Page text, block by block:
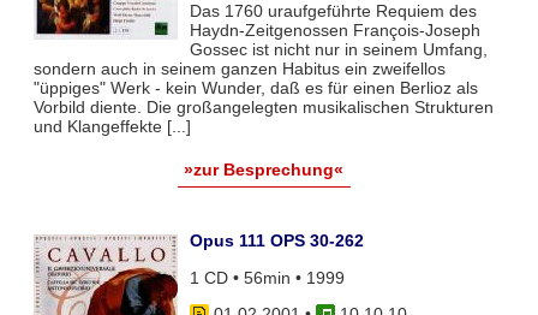
Das 1760 uraufgeführte Requiem des
Haydn-Zeitgenossen François-Joseph
Gossec ist nicht nur in seinem Umfang,
sondern auch in seinem ganzen Habitus ein zweifellos
"üppiges" Werk - kein Wunder, daß es für einen Berlioz als
Vorbild diente. Die großangelegten musikalischen Strukturen
und Klangeffekte [...]
»zur Besprechung«
Opus 111 OPS 30-262
1 CD • 56min • 1999